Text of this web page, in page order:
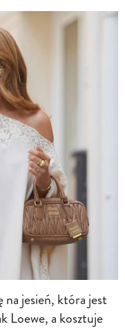
na jesień, która jest
Loewe, a kosztuje